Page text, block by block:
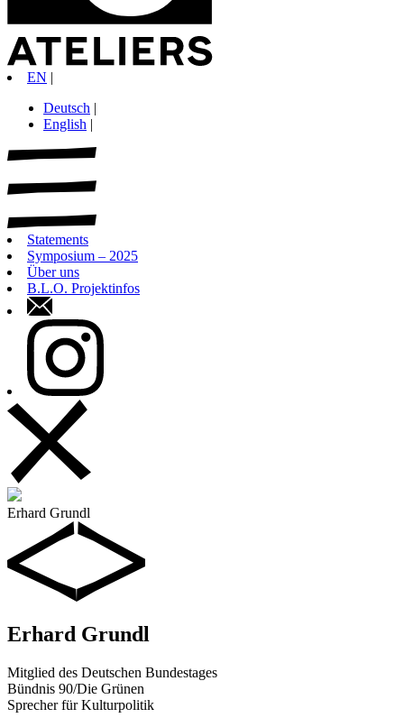
EN |
Deutsch |
English |
Statements
Symposium – 2025
Über uns
B.L.O. Projektinfos
Kontaktformular
instagram
Erhard Grundl
Erhard Grundl
Mitglied des Deutschen Bundestages
Bündnis 90/Die Grünen
Sprecher für Kulturpolitik